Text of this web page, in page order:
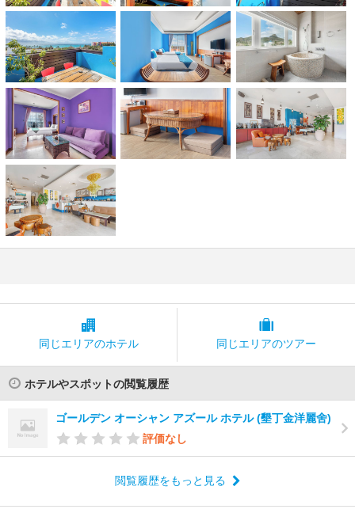
同じエリアのホテル 同じエリアのツアー
ホテルやスポットの閲覧履歴
ゴールデン オーシャン アズール ホテル (墾丁金洋麗舍)
評価なし
閲覧履歴をもっと見る